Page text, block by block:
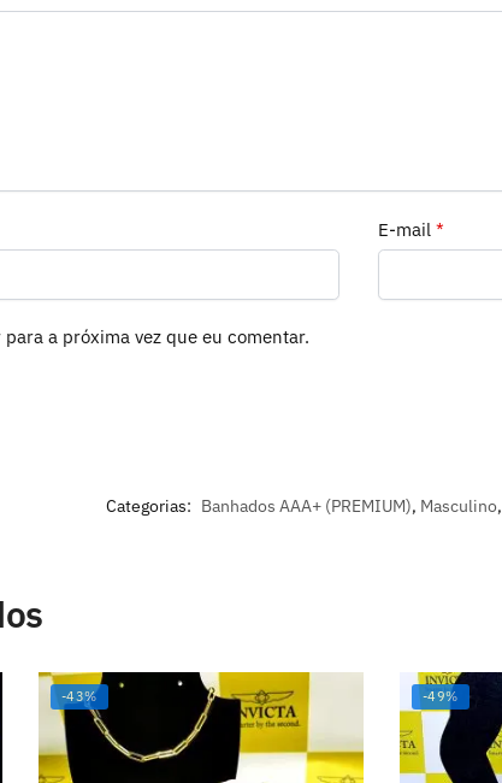
E-mail *
a próxima vez que eu comentar.
Categorias: Banhados AAA+ (PREMIUM), Masculino,
-43% -49%